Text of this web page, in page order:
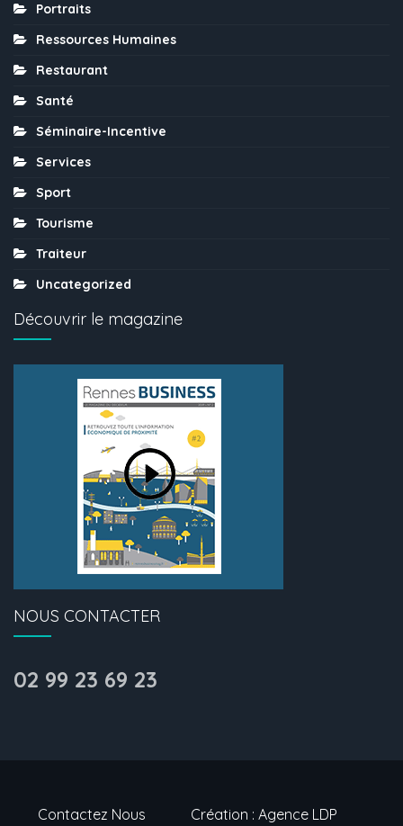
Portraits
Ressources Humaines
Restaurant
Santé
Séminaire-Incentive
Services
Sport
Tourisme
Traiteur
Uncategorized
Découvrir le magazine
NOUS CONTACTER
02 99 23 69 23
Contactez Nous Création : Agence LDP